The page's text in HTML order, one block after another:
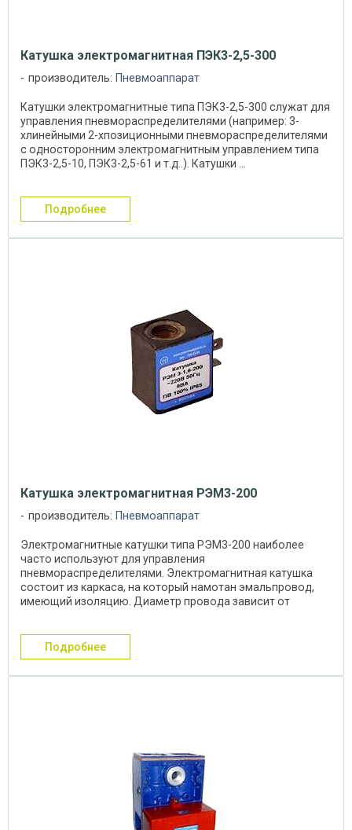
Катушка электромагнитная ПЭК3-2,5-300
производитель: Пневмоаппарат
Катушки электромагнитные типа ПЭК3-2,5-300 служат для
управления пневмораспределителями (например: 3-
хлинейными 2-хпозиционными пневмораспределителями
с односторонним электромагнитным управлением типа
ПЭК3-2,5-10, ПЭК3-2,5-61 и т.д..). Катушки ...
подробнее
Катушка электромагнитная РЭМ3-200
производитель: Пневмоаппарат
Электромагнитные катушки типа РЭМ3-200 наиболее
часто используют для управления
пневмораспределителями. Электромагнитная катушка
состоит из каркаса, на который намотан эмальпровод,
имеющий изоляцию. Диаметр провода зависит от
подробнее